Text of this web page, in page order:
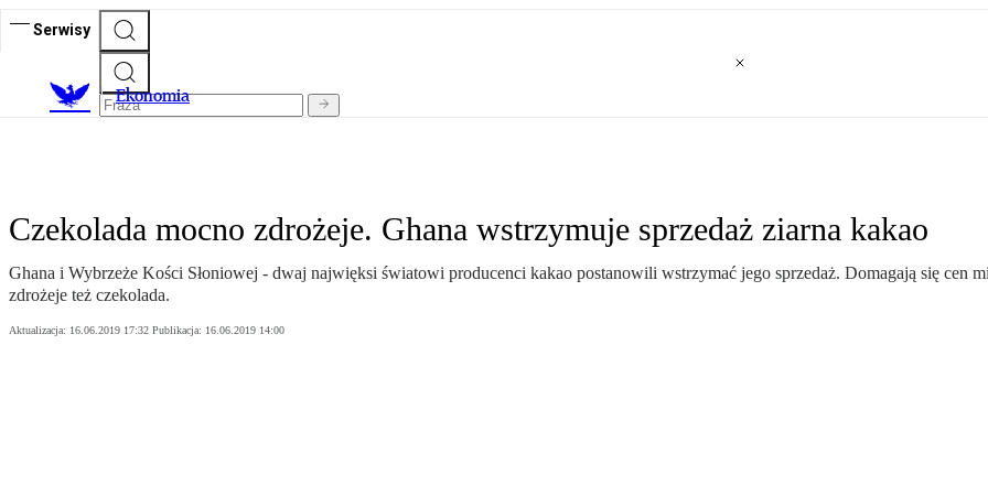
Serwisy
Ekonomia
Czekolada mocno zdrożeje. Ghana wstrzymuje sprzedaż ziarna kakao
Ghana i Wybrzeże Kości Słoniowej - dwaj najwięksi światowi producenci kakao postanowili wstrzymać jego sprzedaż. Domagają się cen
zdrożeje też czekolada.
Aktualizacja: 16.06.2019 17:32 Publikacja: 16.06.2019 14:00